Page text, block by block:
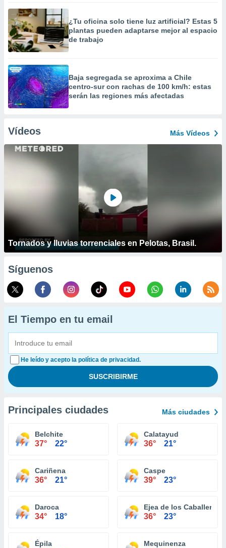
¿Tu oficina solo tiene luz artificial? Estas 5
plantas pueden adaptarse mejor al espacio
de trabajo
Baja segregada se aproxima a Chile
centro-sur con rachas de 100 km/h: estas
serán las regiones más afectadas
Vídeos Más Vídeos
Tornados y lluvias torrenciales en Pelotas, Brasil.
Síguenos
El Tiempo en tu email
He leído y acepto la política de privacidad.
Principales ciudades Más ciudades
Belchite
37° 22°
Calatayud
36° 21°
Cariñena
36° 21°
Caspe
39° 23°
Daroca
34° 18°
Ejea de los Caballeros
36° 23°
Épila Mequinenza